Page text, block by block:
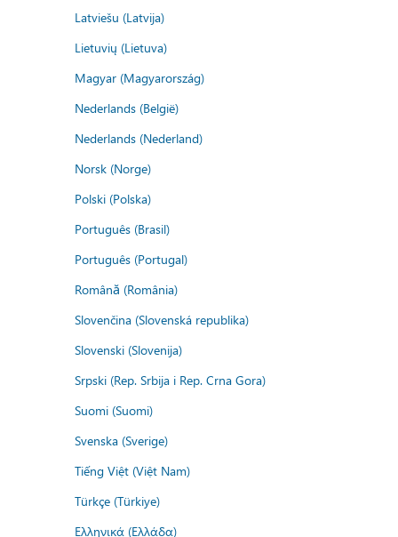
Latviešu (Latvija)
Lietuvių (Lietuva)
Magyar (Magyarország)
Nederlands (België)
Nederlands (Nederland)
Norsk (Norge)
Polski (Polska)
Português (Brasil)
Português (Portugal)
Română (România)
Slovenčina (Slovenská republika)
Slovenski (Slovenija)
Srpski (Rep. Srbija i Rep. Crna Gora)
Suomi (Suomi)
Svenska (Sverige)
Tiếng Việt (Việt Nam)
Türkçe (Türkiye)
Ελληνικά (Ελλάδα)